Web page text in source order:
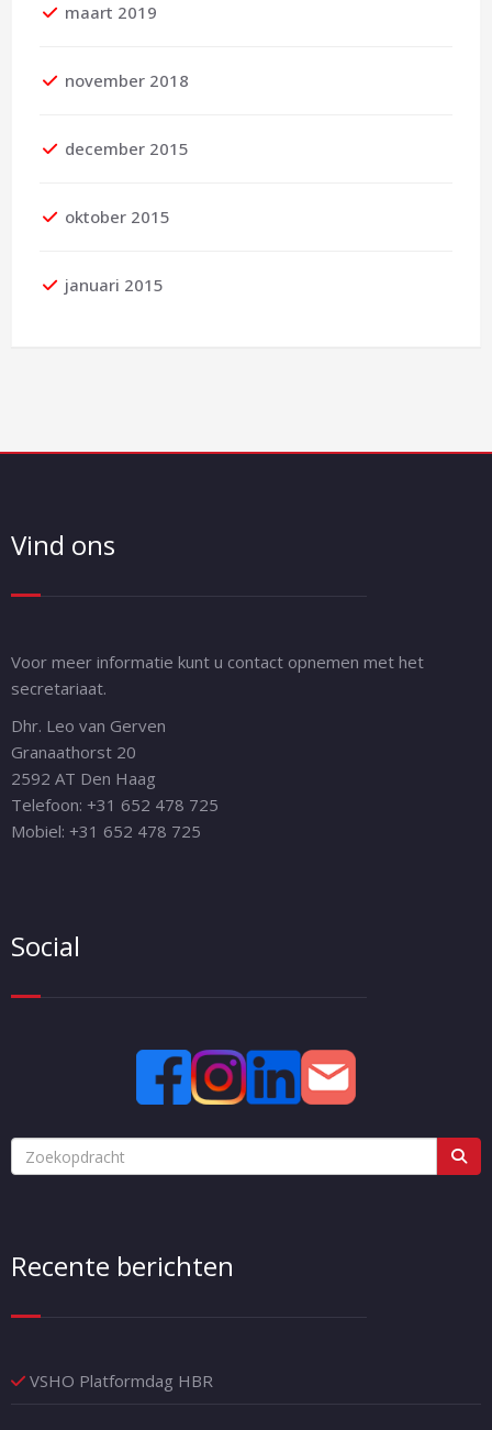
maart 2019
november 2018
december 2015
oktober 2015
januari 2015
Vind ons
Voor meer informatie kunt u contact opnemen met het
secretariaat.
Dhr. Leo van Gerven
Granaathorst 20
2592 AT Den Haag
Telefoon: +31 652 478 725
Mobiel: +31 652 478 725
Social
Recente berichten
VSHO Platformdag HBR